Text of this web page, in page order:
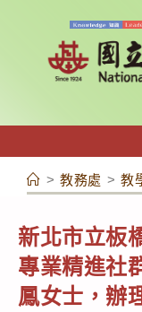
容
> 教務處 > 教
新北市立板
專業精進社
鳳女士，辦